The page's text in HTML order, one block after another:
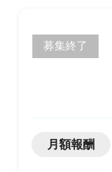
募集終了
月額報酬